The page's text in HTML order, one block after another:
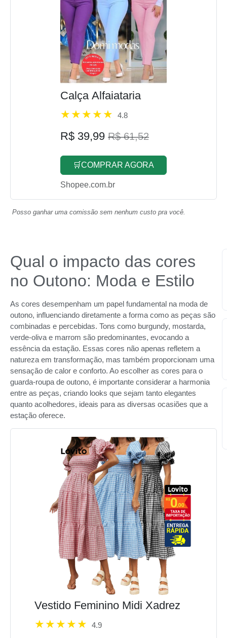
Calça Alfaiataria
4.8
R$ 39,99 R$ 61,52
🛒COMPRAR AGORA
Shopee.com.br
Posso ganhar uma comissão sem nenhum custo pra você.
Qual o impacto das cores
no Outono: Moda e Estilo
As cores desempenham um papel fundamental na moda de
outono, influenciando diretamente a forma como as peças são
combinadas e percebidas. Tons como burgundy, mostarda,
verde-oliva e marrom são predominantes, evocando a
essência da estação. Essas cores não apenas refletem a
natureza em transformação, mas também proporcionam uma
sensação de calor e conforto. Ao escolher as cores para o
guarda-roupa de outono, é importante considerar a harmonia
entre as peças, criando looks que sejam tanto elegantes
quanto acolhedores, ideais para as diversas ocasiões que a
estação oferece.
Vestido Feminino Midi Xadrez
4.9